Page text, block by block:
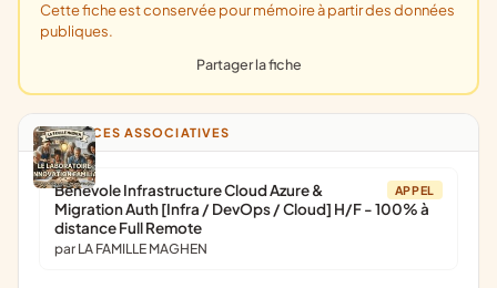
Cette fiche est conservée pour mémoire à partir des données
publiques.
Partager la fiche
ANNONCES ASSOCIATIVES
APPEL
Bénévole Infrastructure Cloud Azure &
Migration Auth [Infra / DevOps / Cloud] H/F - 100% à
distance Full Remote
par LA FAMILLE MAGHEN